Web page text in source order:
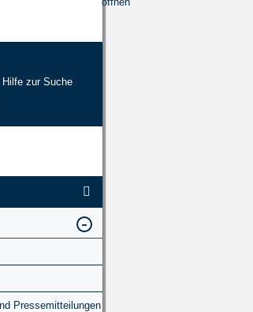
Hilfe zur Suche
Pressemitteilungen